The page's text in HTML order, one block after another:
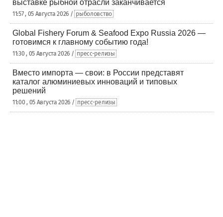
выставке рыбной отрасли заканчивается
11:57 , 05 Августа 2026 / рыболовство
Global Fishery Forum & Seafood Expo Russia 2026 —
готовимся к главному событию года!
11:30 , 05 Августа 2026 / пресс-релизы
Вместо импорта — свои: в России представят
каталог алюминиевых инноваций и типовых
решений
11:00 , 05 Августа 2026 / пресс-релизы